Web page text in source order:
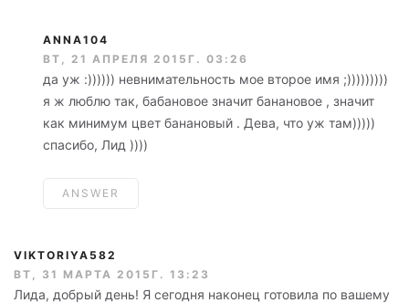
ANNA104
ВТ, 21 АПРЕЛЯ 2015Г. 03:26
да уж :)))))) невнимательность мое второе имя ;)))))))))
я ж люблю так, бабановое значит банановое , значит
как минимум цвет банановый . Дева, что уж там)))))
спасибо, Лид ))))
ANSWER
VIKTORIYA582
ВТ, 31 МАРТА 2015Г. 13:23
Лида, добрый день! Я сегодня наконец готовила по вашему